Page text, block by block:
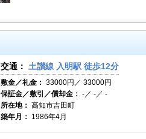
交通： 土讃線 入明駅 徒歩12分
敷金／礼金： 33000円／ 33000円
保証金／敷引／償却金： -／ -／ -
所在地： 高知市吉田町
築年月： 1986年4月